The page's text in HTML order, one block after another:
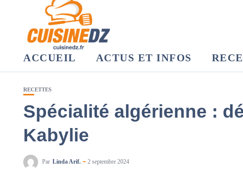
ACCUEIL ACTUS ET INFOS
RECETTES
Spécialité algérienne :
Kabylie
Par Linda Arif. 2 septembre 2024